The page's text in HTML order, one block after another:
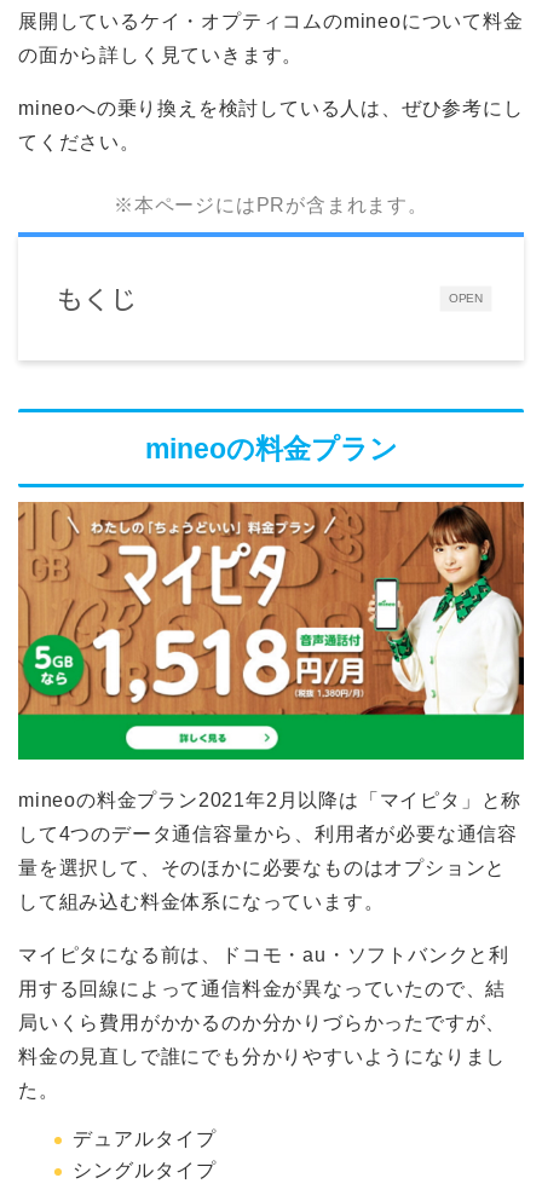
展開しているケイ・オプティコムのmineoについて料金
の面から詳しく見ていきます。
mineoへの乗り換えを検討している人は、ぜひ参考にし
てください。
※本ページにはPRが含まれます。
OPEN
もくじ
mineoの料金プラン
mineoの料金プラン2021年2月以降は「マイピタ」と称
して4つのデータ通信容量から、利用者が必要な通信容
量を選択して、そのほかに必要なものはオプションと
して組み込む料金体系になっています。
マイピタになる前は、ドコモ・au・ソフトバンクと利
用する回線によって通信料金が異なっていたので、結
局いくら費用がかかるのか分かりづらかったですが、
料金の見直しで誰にでも分かりやすいようになりまし
た。
デュアルタイプ
シングルタイプ